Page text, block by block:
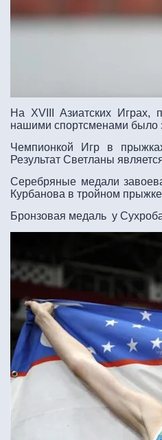
На XVIII Азиатских Играх,
нашими спортсменами было
Чемпионкой Игр в
Результат Светланы
Серебряные медали
Курбанова в тройном
Бронзовая медаль у